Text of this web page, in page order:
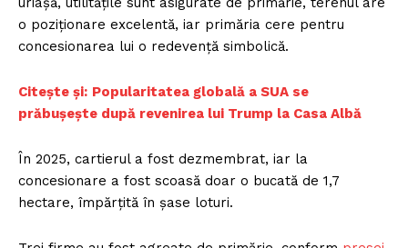
o poziționare excelentă, iar primăria cere pentru
concesionarea lui o redevență simbolică.
Citește și: Popularitatea globală a SUA se
prăbușește după revenirea lui Trump la Casa Albă
În 2025, cartierul a fost dezmembrat, iar la
concesionare a fost scoasă doar o bucată de 1,7
hectare, împărțită în șase loturi.